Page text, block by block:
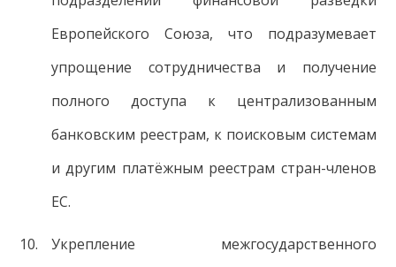
Европейского Союза, что подразумевает
упрощение сотрудничества и получение
полного доступа к централизованным
банковским реестрам, к поисковым системам
и другим платёжным реестрам стран-членов
ЕС.
Укрепление межгосударственного